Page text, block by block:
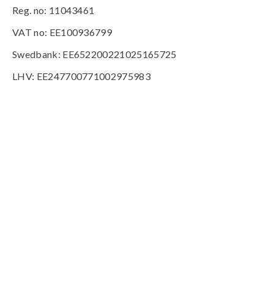
Reg. no: 11043461
VAT no: EE100936799
Swedbank: EE652200221025165725
LHV: EE247700771002975983